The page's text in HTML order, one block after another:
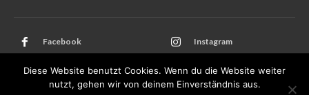
Facebook Instagram
Diese Website benutzt Cookies. Wenn du die Website weiter
nutzt, gehen wir von deinem Einverständnis aus.